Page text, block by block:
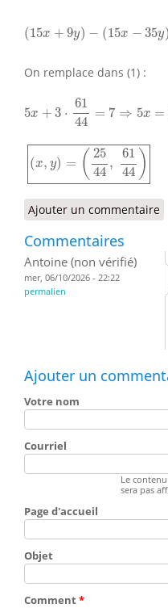
(15x + 9y) − (15x − 35y)
On remplace dans (1) :
5x + 3 ⋅
61
44
= 7 ⇒ 5x =
61
(x, y) = ( 25
44
,
61
44 )
(x,y)=(2544,6144)
Ajouter un commentaire
Commentaires
Antoine (non vérifié)
mer, 06/10/2026 - 22:22
permalien
Ajouter un
Votre nom
Courriel
Le
sera pas
Page d'accueil
Objet
Comment*